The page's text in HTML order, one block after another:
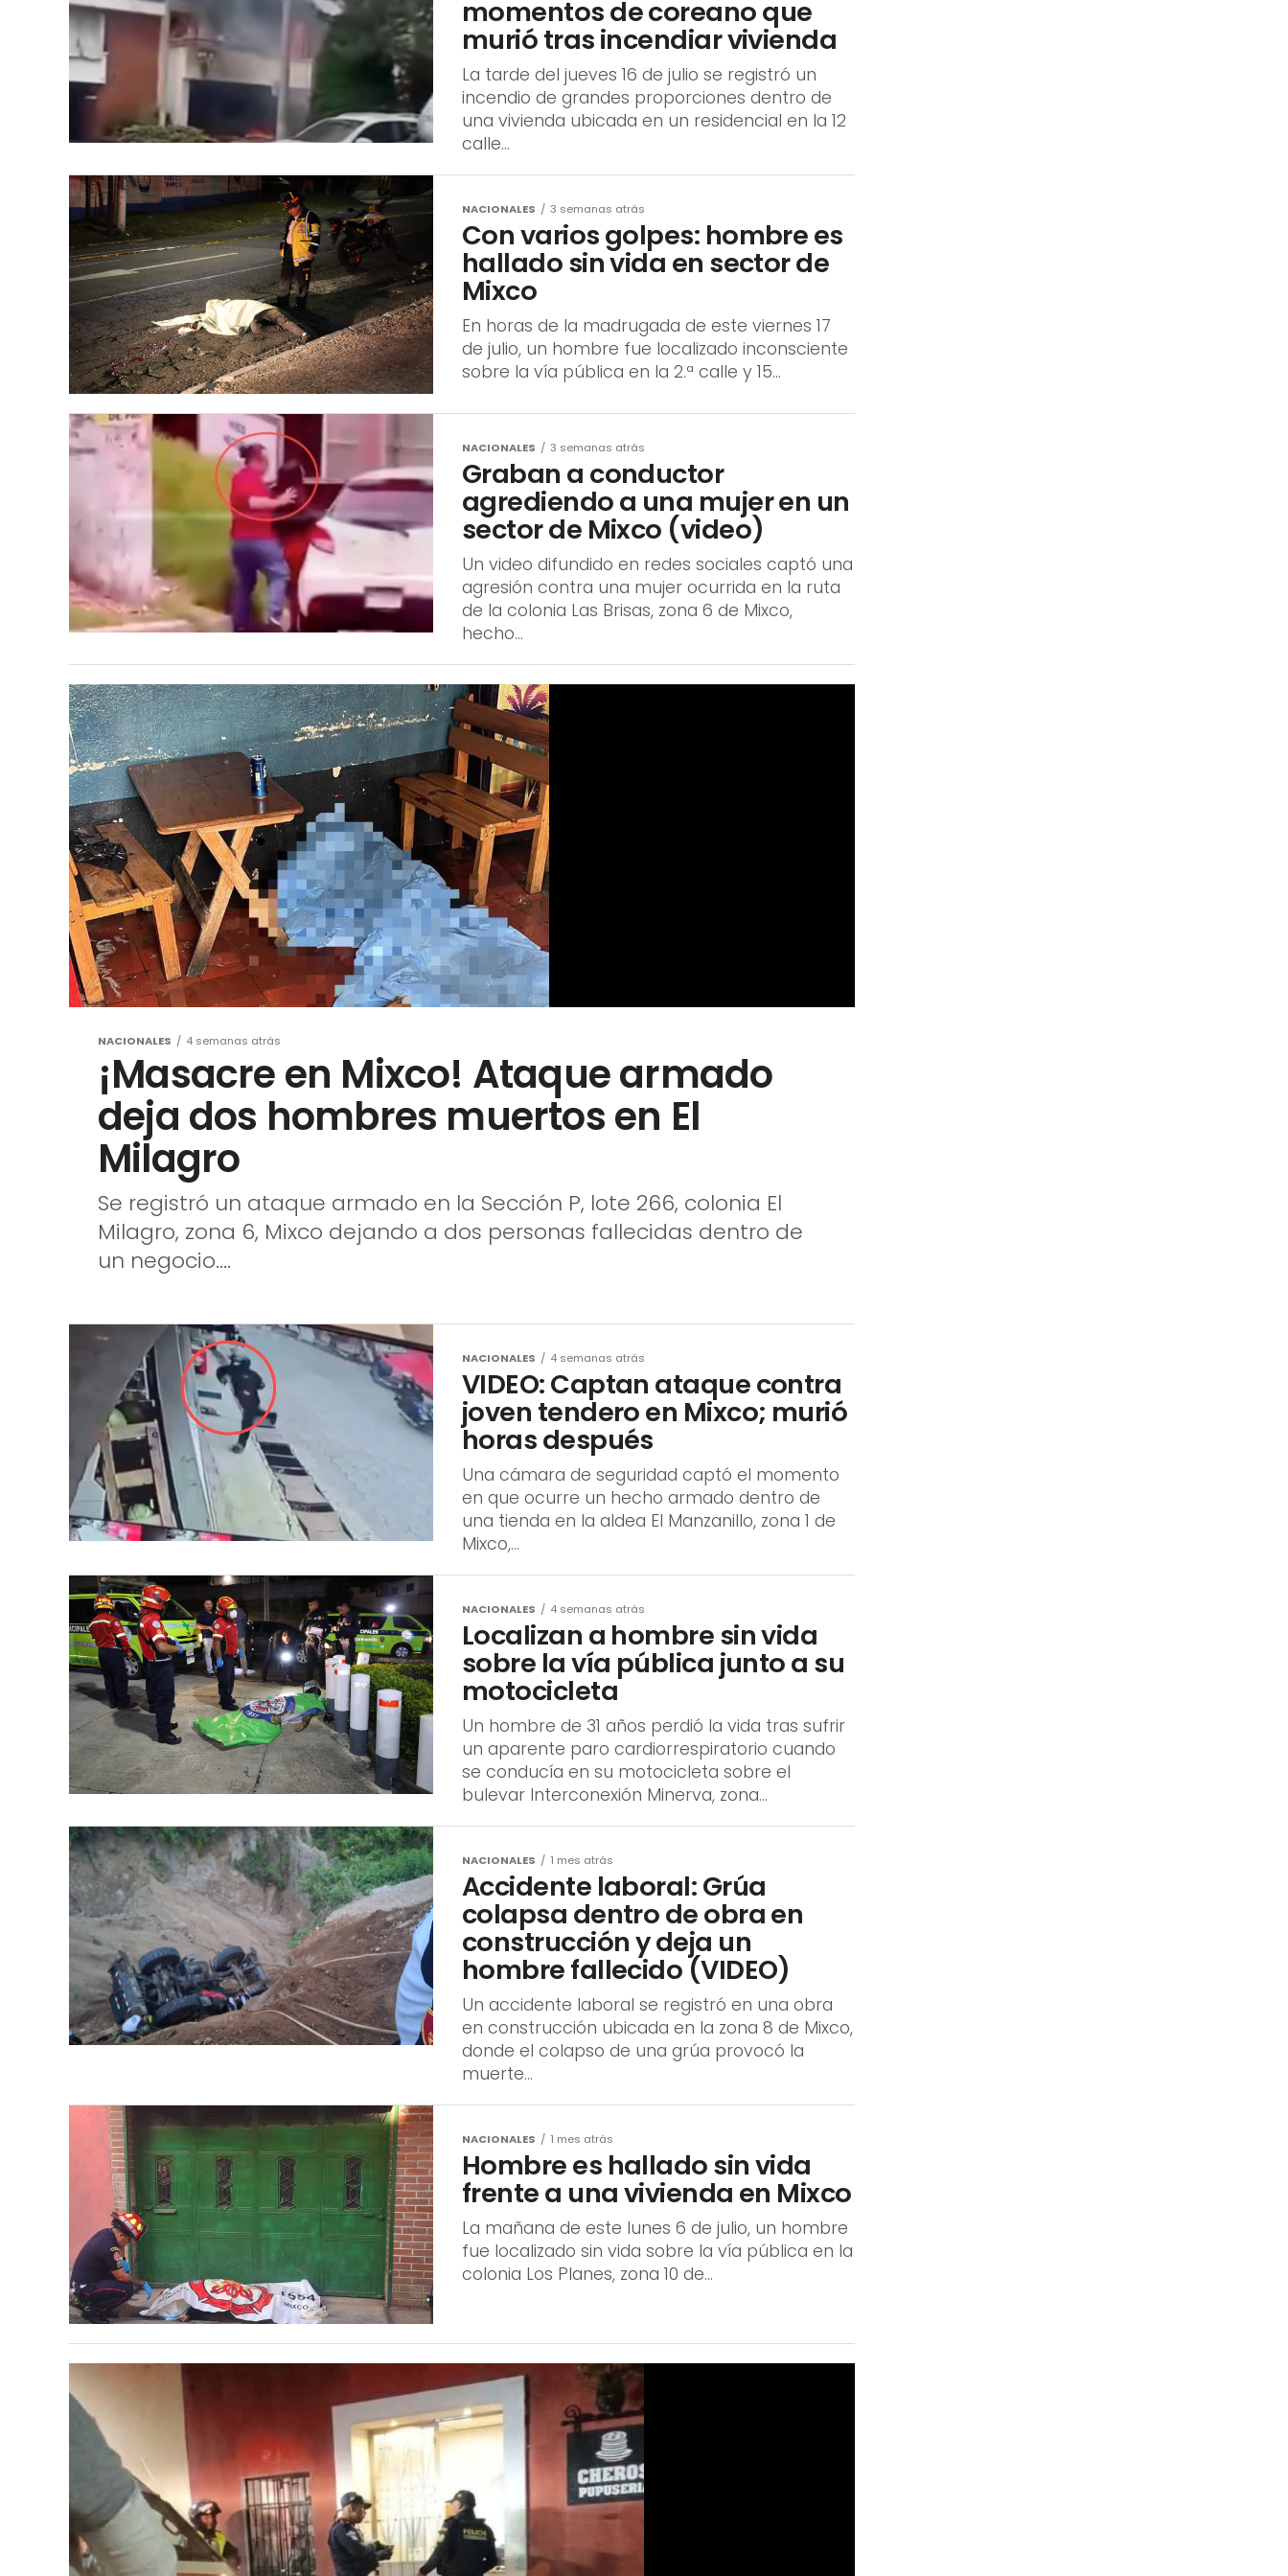
NACIONALES 3 semanas atrás
Fuerte video: los últimos
momentos de coreano que
murió tras incendiar vivienda
una vivienda ubicada en un residencial en la 12
calle...
NACIONALES
Con varios golpes: hombre es
hallado sin vida en sector de
Mixco
En horas de la madrugada de este viernes 17
de julio, un hombre fue localizado inconsciente
sobre la vía pública en la 2.ª calle y 15...
NACIONALES 3 semanas atrás
Graban a conductor
agrediendo a una mujer en un
sector de Mixco (video)
agresión contra una mujer ocurrida en la ruta
de la colonia Las Brisas, zona 6 de Mixco,
hecho...
NACIONALES 4 semanas atrás
¡Masacre en Mixco! Ataque armado
deja dos hombres muertos en El
Milagro
Milagro, zona 6, Mixco dejando a dos personas fallecidas dentro de
un negocio....
NACIONALES 4 semanas atrás
VIDEO: Captan ataque contra
joven tendero en Mixco; murió
horas después
una tienda en la aldea El Manzanillo, zona 1 de
Mixco,...
NACIONALES 4 semanas atrás
Localizan a hombre sin vida
sobre la vía pública junto a su
motocicleta
se conducía en su motocicleta sobre el
bulevar Interconexión Minerva, zona...
NACIONALES 1 mes atrás
Accidente laboral: Grúa
colapsa dentro de obra en
construcción y deja un
hombre fallecido (VIDEO)
donde el colapso de una grúa provocó la
muerte...
NACIONALES 1 mes atrás
Hombre es hallado sin vida
frente a una vivienda en Mixco
fue localizado sin vida sobre la vía pública en la
colonia Los Planes, zona 10 de...